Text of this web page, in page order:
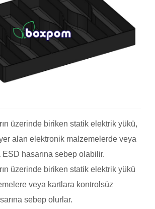
üzerinde biriken statik elektrik yükü,
alan elektronik malzemelerde veya
ESD hasarına sebep olabilir.
üzerinde biriken statik elektrik yükü
veya kartlara kontrolsüz
sebep olurlar.